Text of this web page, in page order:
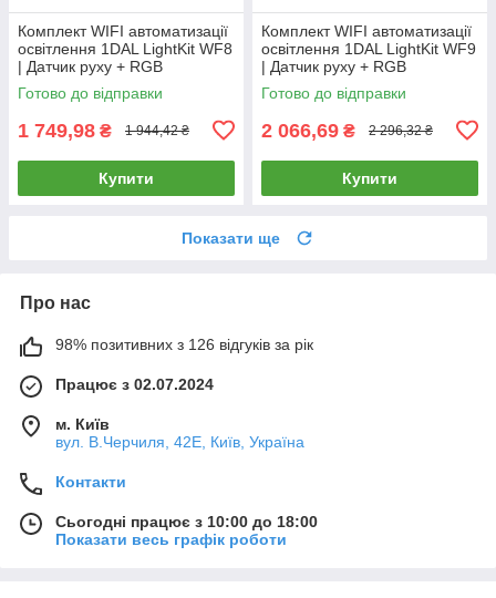
Комплект WIFI автоматизації
освітлення 1DAL LightKit WF8
| Датчик руху + RGB
світильник 18 W | APP "Tuya"
Готово до відправки
1 749,98 ₴ 1 944,42 ₴
Купити
Комплект WIFI автоматизації
освітлення 1DAL LightKit WF9
| Датчик руху + RGB
світильник 24 W | APP "Tuya"
Готово до відправки
2 066,69 ₴ 2 296,32 ₴
Купити
Показати ще
Про нас
98% позитивних з 126 відгуків за рік
Працює з 02.07.2024
м. Київ
вул. В.Черчиля, 42Е, Київ, Україна
Контакти
Сьогодні працює з 10:00 до 18:00
Показати весь графік роботи